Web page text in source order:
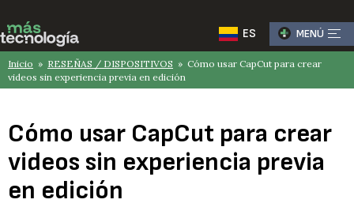
ES MENÚ
Inicio » RESEÑAS / DISPOSITIVOS » Cómo usar CapCut para crear
videos sin experiencia previa en edición
Cómo usar CapCut para crear
videos sin experiencia previa
en edición